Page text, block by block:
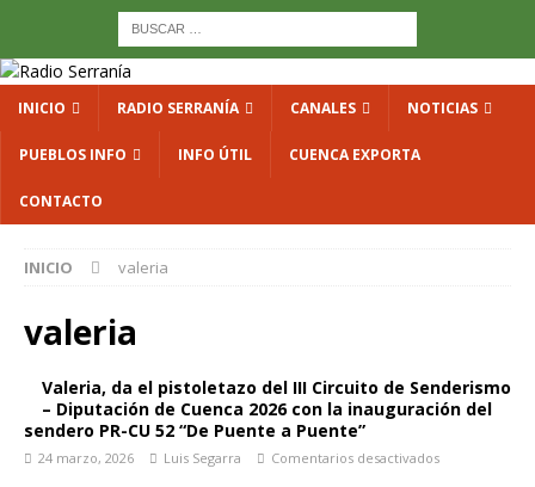
INICIO RADIO SERRANÍA CANALES NOTICIAS
PUEBLOS INFO INFO ÚTIL CUENCA EXPORTA
CONTACTO
INICIO valeria
valeria
Valeria, da el pistoletazo del III Circuito de Senderismo
– Diputación de Cuenca 2026 con la inauguración del
sendero PR-CU 52 “De Puente a Puente”
24 marzo, 2026 Luis Segarra Comentarios desactivados